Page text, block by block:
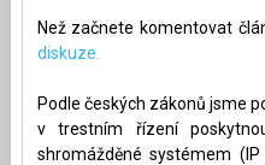
Než začnete komentovat
diskuze.
Podle českých zákonů jsme
v trestním řízení
shromážděné systémem